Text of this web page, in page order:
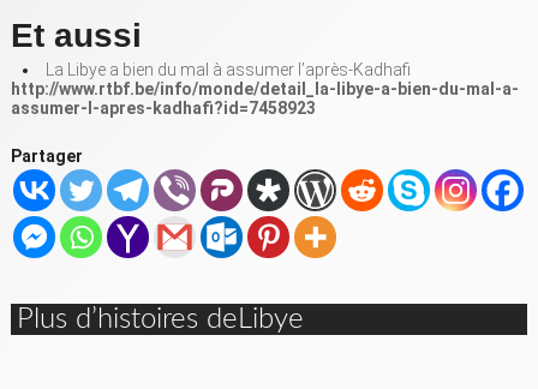
Et aussi
La Libye a bien du mal à assumer l’après-Kadhafi
http://www.rtbf.be/info/monde/detail_la-libye-a-bien-du-mal-a-
assumer-l-apres-kadhafi?id=7458923
Partager
Plus d’histoires deLibye